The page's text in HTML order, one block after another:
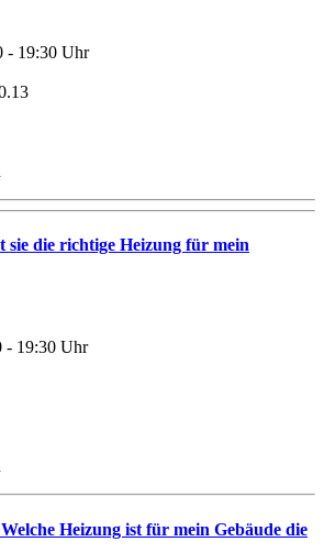
- 19:30 Uhr
sie die richtige Heizung für mein
- 19:30 Uhr
Heizung ist für mein Gebäude die